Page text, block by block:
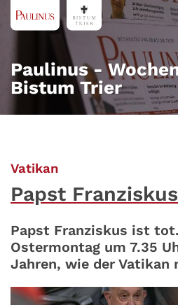
Zum Inhalt springen
Paulinus -
Bistum Trier
Vatikan
Papst
Papst Franziskus ist
Ostermontag um 7.35
Jahren, wie der